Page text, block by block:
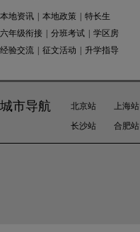
本地资讯 本地政策
特长生
六年级衔接
分班考试
学区房
经验交流
征文活动 升学指导
城市导航 北京站 上海站
长沙站
合肥站